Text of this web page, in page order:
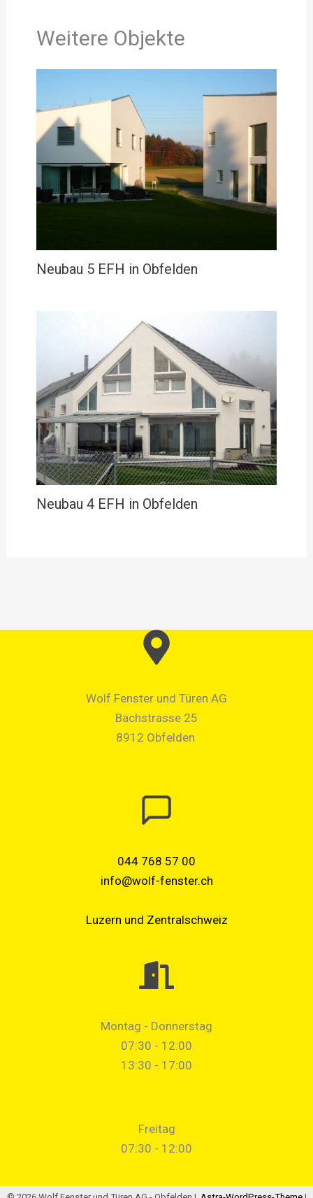
Weitere Objekte
Neubau 5 EFH in Obfelden
Neubau 4 EFH in Obfelden
Wolf Fenster und Türen AG
Bachstrasse 25
8912 Obfelden
044 768 57 00
info@wolf-fenster.ch
Luzern und Zentralschweiz
Montag - Donnerstag
07:30 - 12:00
13:30 - 17:00
Freitag
07:30 - 12:00